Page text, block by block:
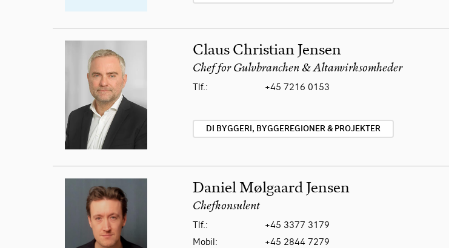
Claus Christian Jensen
Chef for Gulvbranchen & Altanvirksomheder
Tlf.:
+45 7216 0153
DI BYGGERI, BYGGEREGIONER & PROJEKTER
Daniel Mølgaard Jensen
Chefkonsulent
Tlf.:
+45 3377 3179
Mobil:
+45 2844 7279